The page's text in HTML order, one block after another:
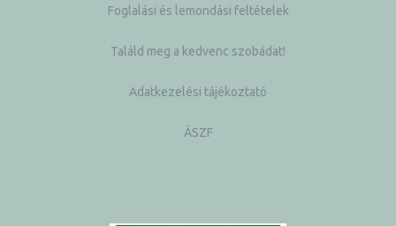
Foglalási és lemondási feltételek
Találd meg a kedvenc szobádat!
Adatkezelési tájékoztató
ÁSZF